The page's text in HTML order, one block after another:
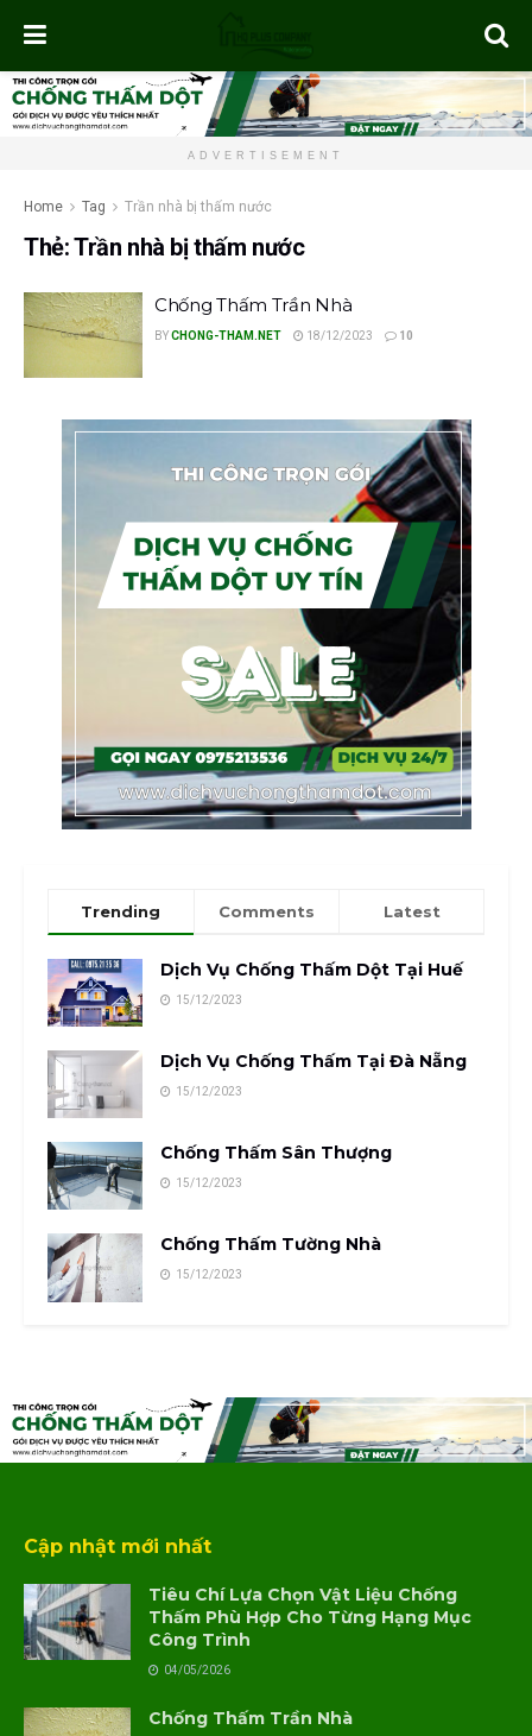
ADVERTISEMENT
Home Tag Trần nhà bị thấm nước
Thẻ:Trần nhà bị thấm nước
Chống Thấm Trần Nhà
BYCHONG-THAM.NET 18/12/2023 10
Trending Comments Latest
Dịch Vụ Chống Thấm Dột Tại Huế
15/12/2023
Dịch Vụ Chống Thấm Tại Đà Nẵng
15/12/2023
Chống Thấm Sân Thượng
15/12/2023
Chống Thấm Tường Nhà
15/12/2023
Cập nhật mới nhất
Tiêu Chí Lựa Chọn Vật Liệu Chống
Thấm Phù Hợp Cho Từng Hạng Mục
Công Trình
04/05/2026
Chống Thấm Trần Nhà